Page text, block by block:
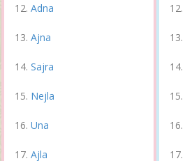
Adna
Ajna
Sajra
Nejla
Una
Ajla